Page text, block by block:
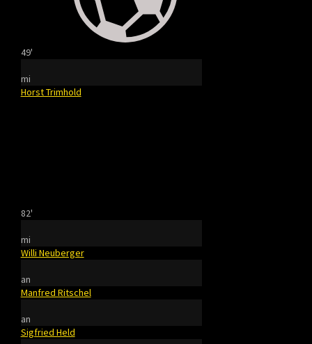
49'
mi
Horst Trimhold
82'
mi
Willi Neuberger
an
Manfred Ritschel
an
Sigfried Held